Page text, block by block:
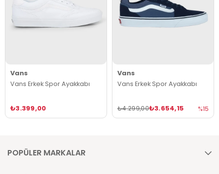
Vans
Vans Erkek Spor Ayakkabı
₺3.399,00
Vans
Vans Erkek Spor Ayakkabı
₺3.654,15
₺4.299,00 %15
POPÜLER MARKALAR